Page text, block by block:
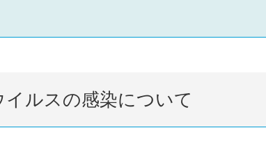
ルスの感染について